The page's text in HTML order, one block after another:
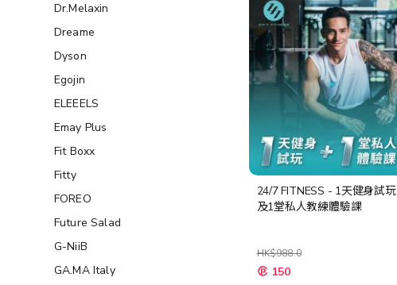
24/7 FITNESS - 1天健身試玩
及1堂私人教練體驗課
HK$988.0
特
殊 150
Dr.Melaxin
Dreame
Dyson
Egojin
ELEEELS
Emay Plus
Fit Boxx
Fitty
FOREO
Future Salad
G-NiiB
GA.MA Italy